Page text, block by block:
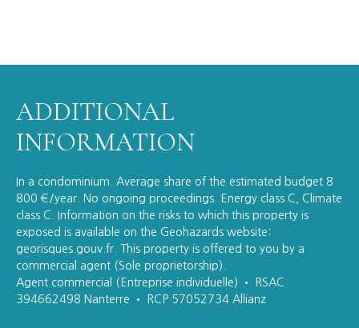
ADDITIONAL
INFORMATION
In a condominium. Average share of the estimated budget 8
800 €/year. No ongoing proceedings. Energy class C, Climate
class C. Information on the risks to which this property is
exposed is available on the Geohazards website:
georisques.gouv.fr. This property is offered to you by a
commercial agent (Sole proprietorship).
Agent commercial (Entreprise individuelle) • RSAC
394662498 Nanterre • RCP 57052734 Allianz